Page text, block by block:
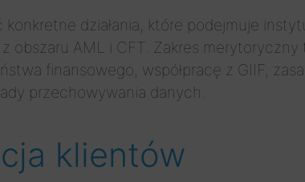
działania, które podejmuje
obszaru AML i CFT. Zakres
finansowego, współpracę z GIIF,
przechowywania danych.
klientów